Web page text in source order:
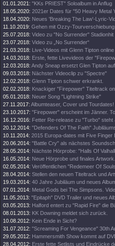
01.01.2021: "KKs PRIEST" Soloalbum in Anflug
18.05.2020: 2021er Dates für "50 Heavy Metal
18.04.2020: Neues 'Breaking The Law'-Lyric-
11.10.2019: Gehen mit Ozzy-
25.07.2018: Video zu "No Surrender" Stadionhit
23.07.2018: Video zu „No Surrender“
21.03.2018: Live-Videos mit Glenn Tipton online
14.03.2018: Erste, fette Livevideos der
12.03.2018: Andy Sneap ersetzt Glen Tipton
09.03.2018: Nächster Videoclip zu "Spectre"
12.02.2018: Glenn Tipton schwer erkrankt.
02.02.2018: Knackiger "Firepower" Titeltrack
05.01.2018: Neuer Song "Lightning Strike"
27.11.2017: Albumteaser, Cover und Tourdates!
23.10.2017: "Firepower" erscheint im Jänner.
16.12.2016: Fetter Re-release zu "Turbo" steht
20.12.2014: "Defenders Of The Faith"
10.11.2014: 2015 Europa-dates mit Five Finger
20.06.2014: "Battle Cry" als nächstes
28.05.2014: Nächste Hörprobe: "Halls Of
16.05.2014: Neue Hörprobe und finales Artwork.
02.05.2014: Veröffentlichen "Redemeer Of
28.04.2014: Stellen den neuen Titeltrack und
19.03.2014: 40 Jahre Jubiläum und neues
07.01.2014: Metal Gods bei The Simpsons.
11.05.2013: "Epitaph" DVD Trailer und neues
03.05.2013: Halford entert zu "Rapid Fire" die
08.01.2013: KK Downing meldet sich zurück.
10.08.2012: Kein Ende in Sicht?
31.07.2012: "Screaming For Vengeance" 30th
29.05.2012: Hammersmith Show kommt auf
28.04.2012: Erste fette Setlists und Eindrücke